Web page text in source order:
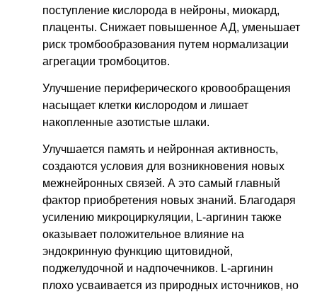
поступление кислорода в нейроны, миокард,
плаценты. Снижает повышенное АД, уменьшает
риск тромбообразования путем нормализации
агрегации тромбоцитов.
Улучшение периферического кровообращения
насыщает клетки кислородом и лишает
накопленные азотистые шлаки.
Улучшается память и нейронная активность,
создаются условия для возникновения новых
межнейронных связей. А это самый главный
фактор приобретения новых знаний. Благодаря
усилению микроциркуляции, L-аргинин также
оказывает положительное влияние на
эндокринную функцию щитовидной,
поджелудочной и надпочечников. L-аргинин
плохо усваивается из природных источников, но